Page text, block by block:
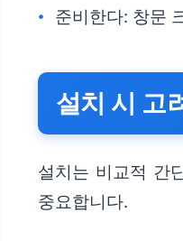
준비한다: 창문
설치 시 고
설치는 비교적 간
중요합니다.